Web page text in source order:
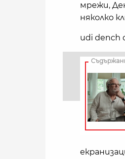
мрежи,
няколко
udi dench